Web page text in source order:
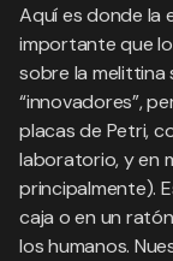
Aquí es donde la
importante que
sobre la melittina
“innovadores”,
placas de Petri,
laboratorio, y en
principalmente).
caja o en un
los humanos.